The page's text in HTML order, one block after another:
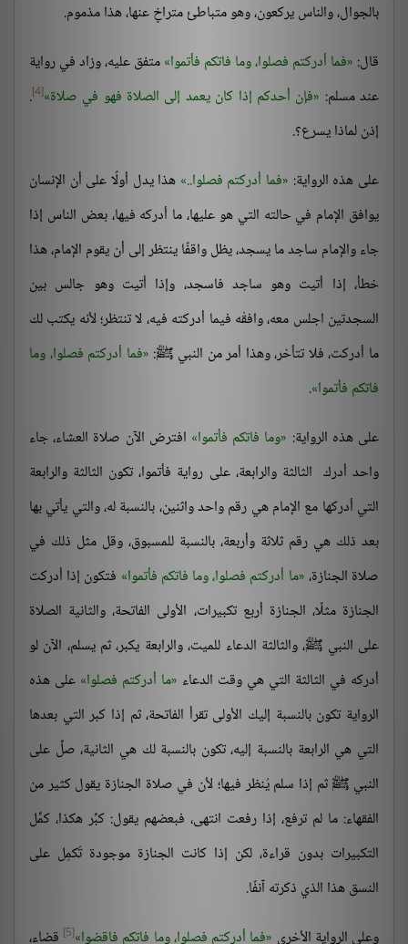
بالجوال، والناس يركعون، وهو متباطئ متراخٍ عنها، هذا مذموم.
قال: فما أدركتم فصلوا، وما فاتكم فأتموا متفق عليه، وزاد في رواية
عند مسلم: فإن أحدكم إذا كان يعمد إلى الصلاة فهو في صلاة [4]
.
إذن لماذا يسرع؟.
على هذه الرواية: فما أدركتم فصلوا.. هذا يدل أولًا على أن الإنسان
يوافق الإمام في حالته التي هو عليها، ما أدركه فيها، بعض الناس إذا
جاء والإمام ساجد ما يسجد، يظل واقفًا ينتظر إلى أن يقوم الإمام، هذا
خطأ، إذا أتيت وهو ساجد فاسجد، وإذا أتيت وهو جالس بين
السجدتين اجلس معه، وافقْه فيما أدركته فيه، لا تنتظر؛ لأنه يكتب لك
ما أدركت، فلا تتأخر، وهذا أمر من النبي ﷺ: فما أدركتم فصلوا، وما
فاتكم فأتموا .
على هذه الرواية: وما فاتكم فأتموا افترض الآن صلاة العشاء، جاء
واحد أدرك الثالثة والرابعة، على رواية فأتموا، تكون الثالثة والرابعة
التي أدركها مع الإمام هي رقم واحد واثنين، بالنسبة له، والتي يأتي بها
بعد ذلك هي رقم ثلاثة وأربعة، بالنسبة للمسبوق، وقل مثل ذلك في
صلاة الجنازة، ما أدركتم فصلوا، وما فاتكم فأتموا فتكون إذا أدركت
الجنازة مثلًا، الجنازة أربع تكبيرات، الأولى الفاتحة، والثانية الصلاة
على النبي ﷺ، والثالثة الدعاء للميت، والرابعة يكبر، ثم يسلم، الآن لو
أدركه في الثالثة التي هي وقت الدعاء ما أدركتم فصلوا على هذه
الرواية تكون بالنسبة إليك الأولى تقرأ الفاتحة، ثم إذا كبر التي بعدها
التي هي الرابعة بالنسبة إليه، تكون بالنسبة لك هي الثانية، صلِّ على
النبي ﷺ ثم إذا سلم يُنظر فيها؛ لأن في صلاة الجنازة يقول كثير من
الفقهاء: ما لم ترفع، إذا رفعت انتهى، فبعضهم يقول: كبِّر هكذا، كمِّل
التكبيرات بدون قراءة، لكن إذا كانت الجنازة موجودة تُكمِل على
النسق هذا الذي ذكرته آنفًا.
وعلى الرواية الأخرى فما أدركتم فصلوا، وما فاتكم فاقضوا [5] قضاء،